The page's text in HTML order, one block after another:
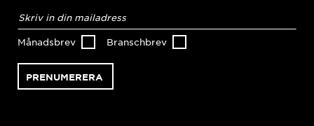
postadress*
Månadsbrev Branschbrev